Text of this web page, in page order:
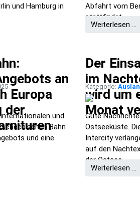
und Hamburg in
Abfahrt vom
stattfindet.
Weiterlesen …
an
Europa
der
und
Bahn
und eine
Der
im
wird um
Monat
Kategorie:
Gute
Ostseeküste.
Intercity
auf den
der Ostsee.
Weiterlesen …